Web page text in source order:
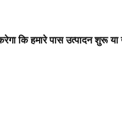
कि हमारे पास उत्पादन शुरू